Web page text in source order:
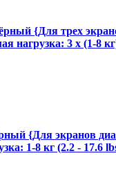
{Для трех
нагрузка: 3 x (1-8
{Для экранов
1-8 кг (2.2 - 17.6